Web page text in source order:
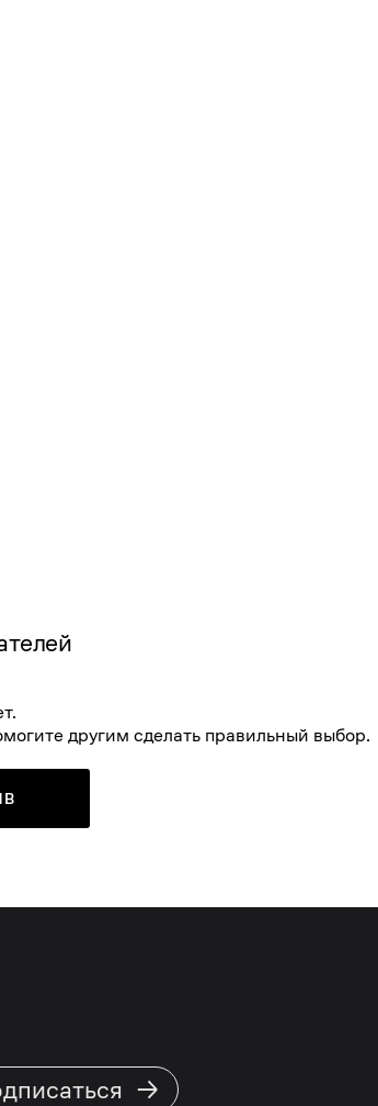
другим сделать правильный выбор.
→